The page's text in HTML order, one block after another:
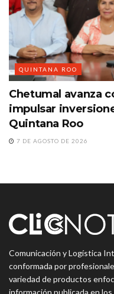
QUINTANA ROO
Chetumal avanza
impulsar
Quintana Roo
7 DE AGOSTO DE 2026
Comunicación y Logística
conformada por
variedad de productos
información publicada en